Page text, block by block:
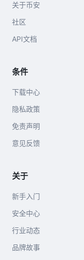
关于币安
社区
API文档
条件
下载中心
隐私政策
免责声明
意见反馈
关于
新手入门
安全中心
行业动态
品牌故事